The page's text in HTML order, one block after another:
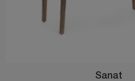
Sanat